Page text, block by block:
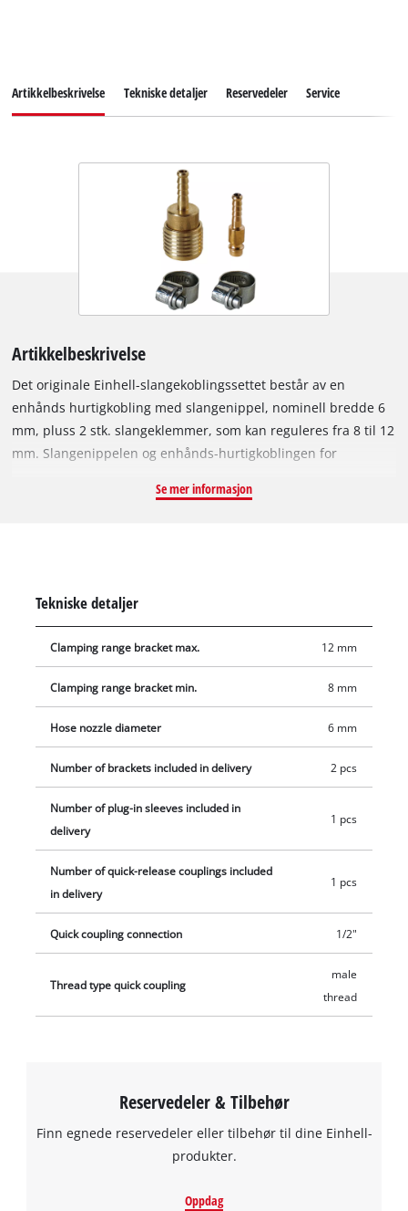
We need your consent to load the
Artikkelbeskrivelse Tekniske detaljer Reservedeler Service
Artikkelbeskrivelse
Det originale Einhell-slangekoblingssettet består av en
enhånds hurtigkobling med slangenippel, nominell bredde 6
mm, pluss 2 stk. slangeklemmer, som kan reguleres fra 8 til 12
mm. Slangenippelen og enhånds-hurtigkoblingen for
krevende og hyppig bruk. Med slangekoblingssettet kan
Se mer informasjon
Tekniske detaljer
Clamping range bracket max. 12 mm
Clamping range bracket min. 8 mm
Hose nozzle diameter 6 mm
Number of brackets included in delivery 2 pcs
Number of plug-in sleeves included in
delivery
1 pcs
Number of quick-release couplings included
in delivery
1 pcs
Quick coupling connection 1/2"
Thread type quick coupling
male
thread
Reservedeler & Tilbehør
Finn egnede reservedeler eller tilbehør til dine Einhell-
produkter.
Oppdag